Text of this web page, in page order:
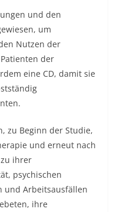
und den
um
Nutzen der
der
eine CD, damit sie
zu Beginn der Studie,
und erneut nach
ihrer
psychischen
und Arbeitsausfällen
ihre